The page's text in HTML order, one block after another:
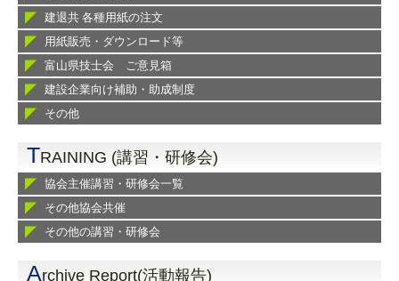
建退共 各種用紙の注文
用紙販売・ダウンロード等
富山県技士会 ご意見箱
建設企業向け補助・助成制度
その他
TRAINING (講習・研修会)
協会主催講習・研修会一覧
その他協会共催
その他の講習・研修会
Archive Report(活動報告)